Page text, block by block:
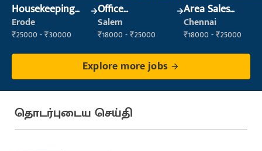
Housekeeping
Staff
(Housekeeping)
Erode
₹25000 - ₹30000
Office
Maintenance
Staff
Salem
₹18000 - ₹25000
Area Sales
Executive
Chennai
₹18000 - ₹25000
Explore more jobs
தொடர்புடைய செய்தி